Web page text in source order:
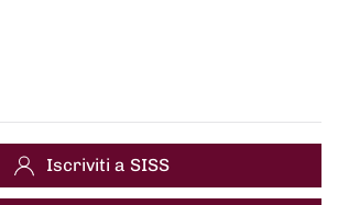
Iscriviti a SISS